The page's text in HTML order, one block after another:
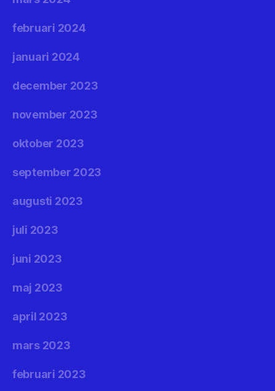
februari 2024
januari 2024
december 2023
november 2023
oktober 2023
september 2023
augusti 2023
juli 2023
juni 2023
maj 2023
april 2023
mars 2023
februari 2023